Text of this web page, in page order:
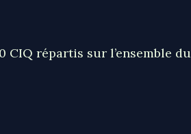
CIQ répartis sur l’ensemble du